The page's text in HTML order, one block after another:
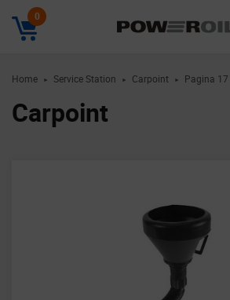
0
Home ► Service Station ► Carpoint ► Pagina 17
Carpoint